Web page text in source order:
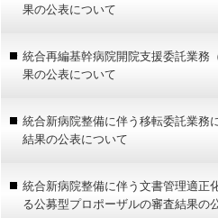
果の公表について
統合再編基幹病院開院支援委託業務
果の公表について
統合新病院整備に伴う移転委託業務
結果の公表について
統合新病院整備に伴う文書管理適正
る公募型プロポーザルの審査結果の